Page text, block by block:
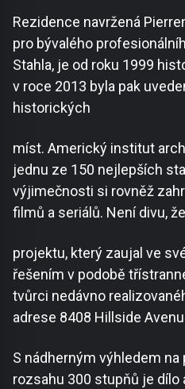
Rezidence navržená
pro bývalého
Stahla, je od roku 1999
v roce 2013 byla pak
historických
míst. Americký institut
jednu ze 150 nejlepších
výjimečnosti si rovněž
filmů a seriálů. Není divu,
projektu, který zaujal ve
řešením v podobě
tvůrci nedávno
adrese 8408 Hillside
S nádherným výhledem
rozsahu 300 stupňů je